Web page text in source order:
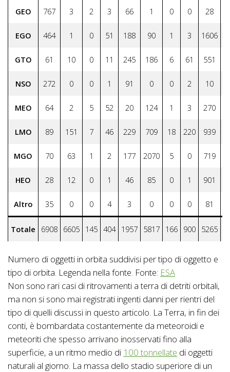
GEO 767 3 2 3 66 1 0 0 28
EGO 464 1 0 51 188 90 1 3 1606
GTO 61 10 0 11 245 186 6 61 551
NSO 272 0 0 1 91 0 0 2 10
MEO 64 2 5 52 20 124 1 3 270
LMO 89 151 7 46 229 709 18 220 939
MGO 70 63 1 2 177 2070 5 0 719
HEO 28 12 0 1 46 85 0 1 901
Altro 35 0 0 4 3 0 0 0 81
Totale 6908 6605 145 404 1957 5817 166 900 5265
Numero di oggetti in orbita suddivisi per tipo di oggetto e
tipo di orbita. Legenda nella fonte. Fonte: ESA
Non sono rari casi di ritrovamenti a terra di detriti orbitali,
ma non si sono mai registrati ingenti danni per rientri del
tipo di quelli discussi in questo articolo. La Terra, in fin dei
conti, è bombardata costantemente da meteoroidi e
meteoriti che spesso arrivano inosservati fino alla
superficie, a un ritmo medio di 100 tonnellate di oggetti
naturali al giorno. La massa dello stadio superiore di un